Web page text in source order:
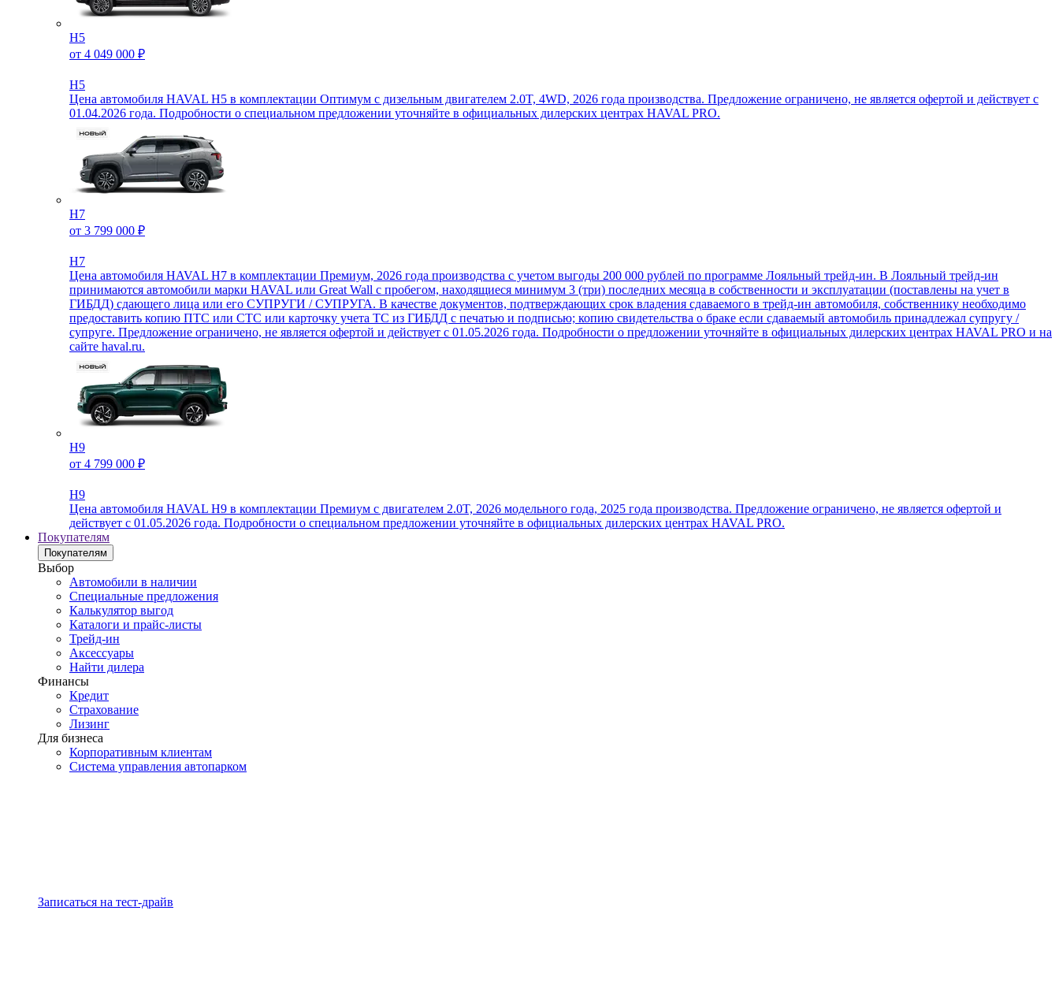
H5
от 4 049 000 ₽
H5
Цена автомобиля HAVAL H5 в комплектации Оптимум с дизельным двигателем 2.0T, 4WD, 2026 года производства. Предложение ограничено, не является офертой и действует с
01.04.2026 года. Подробности о специальном предложении уточняйте в официальных дилерских центрах HAVAL PRO.
H7
от 3 799 000 ₽
H7
Цена автомобиля HAVAL H7 в комплектации Премиум, 2026 года производства с учетом выгоды 200 000 рублей по программе Лояльный трейд-ин. В Лояльный трейд-ин
принимаются автомобили марки HAVAL или Great Wall с пробегом, находящиеся минимум 3 (три) последних месяца в собственности и эксплуатации (поставлены на учет в
ГИБДД) сдающего лица или его СУПРУГИ / СУПРУГА. В качестве документов, подтверждающих срок владения сдаваемого в трейд-ин автомобиля, собственнику необходимо
предоставить копию ПТС или СТС или карточку учета ТС из ГИБДД с печатью и подписью; копию свидетельства о браке если сдаваемый автомобиль принадлежал супругу /
супруге. Предложение ограничено, не является офертой и действует с 01.05.2026 года. Подробности о предложении уточняйте в официальных дилерских центрах HAVAL PRO и на
сайте haval.ru.
H9
от 4 799 000 ₽
H9
Цена автомобиля HAVAL H9 в комплектации Премиум с двигателем 2.0T, 2026 модельного года, 2025 года производства. Предложение ограничено, не является офертой и
действует с 01.05.2026 года. Подробности о специальном предложении уточняйте в официальных дилерских центрах HAVAL PRO.
Покупателям
Покупателям
Выбор
Автомобили в наличии
Специальные предложения
Калькулятор выгод
Каталоги и прайс-листы
Трейд-ин
Аксессуары
Найти дилера
Финансы
Кредит
Страхование
Лизинг
Для бизнеса
Корпоративным клиентам
Система управления автопарком
Записаться на тест-драйв